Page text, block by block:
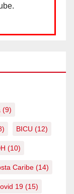
(9)
BICU (12)
(10)
Caribe (14)
19 (15)